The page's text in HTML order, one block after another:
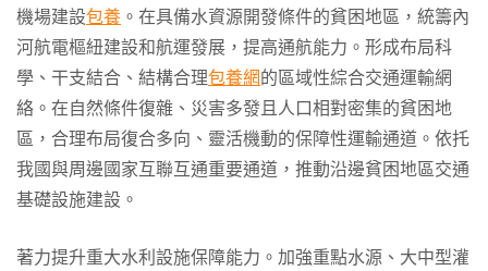
機場建設包養 。在具備水資源開發條件的貧困地區，統籌內
河航電樞紐建設和航運發展，提高通航能力。形成布局科
學、干支結合、結構合理包養網的區域性綜合交通運輸網
絡。在自然條件復雜、災害多發且人口相對密集的貧困地
區，合理布局復合多向、靈活機動的保障性運輸通道。依托
我國與周邊國家互聯互通重要通道，推動沿邊貧困地區交通
基礎設施建設。
著力提升重大水利設施保障能力。加強重點水源、大中型灌